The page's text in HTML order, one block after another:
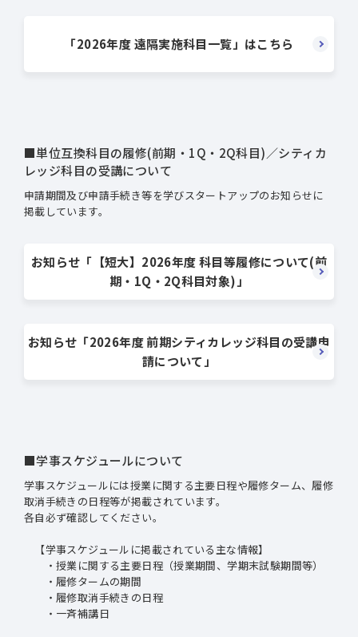
「2026年度 遠隔実施科目一覧」はこちら
■単位互換科目の履修(前期・1Q・2Q科目)／シティカ
レッジ科⽬の受講について
申請期間及び申請手続き等を学びスタートアップのお知らせに
掲載しています。
お知らせ「【短大】2026年度 科目等履修について(前
期・1Q・2Q科目対象)」
お知らせ「2026年度 前期シティカレッジ科目の受講申
請について」
■学事スケジュールについて
学事スケジュールには授業に関する主要日程や履修ターム、履修
取消手続きの日程等が掲載されています。
各自必ず確認してください。
【学事スケジュールに掲載されている主な情報】
・授業に関する主要日程（授業期間、学期末試験期間等）
・履修タームの期間
・履修取消手続きの日程
・一斉補講日